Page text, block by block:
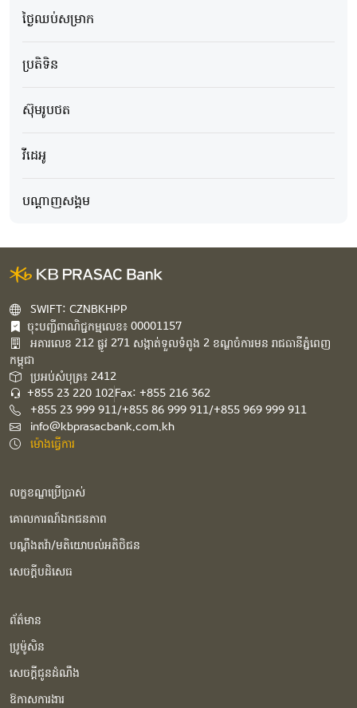
ថ្ងៃឈប់សម្រាក
ប្រតិទិន
ស៊ុមរូបថត
វីដេអូ
បណ្ដាញសង្គម
SWIFT: CZNBKHPP
ចុះបញ្ជីពាណិជ្ជកម្មលេខ៖ 00001157
អគារ​លេខ​ 212 ផ្លូវ 271 សង្កាត់ទួលទំពូង 2 ខណ្ឌចំការមន រាជធានីភ្នំពេញ
កម្ពុជា​
ប្រអប់សំបុត្រ៖ 2412
+855 23 220 102Fax: +855 216 362
+855 23 999 911/+855 86 999 911/+855 969 999 911
info@kbprasacbank.com.kh
ម៉ោងធ្វើការ
លក្ខខណ្ឌប្រើប្រាស់
គោលការណ៍ឯកជនភាព
បណ្ដឹងតវ៉ា/មតិយោបល់អតិថិជន
សេចក្ដីបដិសេធ
ព័ត៌មាន
ប្រូម៉ូសិន
សេចក្ដីជូនដំណឹង
ឱកាសការងារ